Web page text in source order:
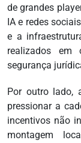
de grandes
IA e redes
e a
realizados
segurança
Por outro lado,
pressionar a
incentivos não
montagem